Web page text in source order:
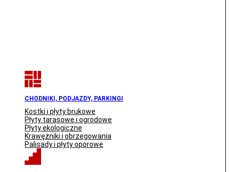
CHODNIKI, PODJAZDY, PARKINGI
Kostki i płyty brukowe
Płyty tarasowe i ogrodowe
Płyty ekologiczne
Krawężniki i obrzegowania
Palisady i płyty oporowe